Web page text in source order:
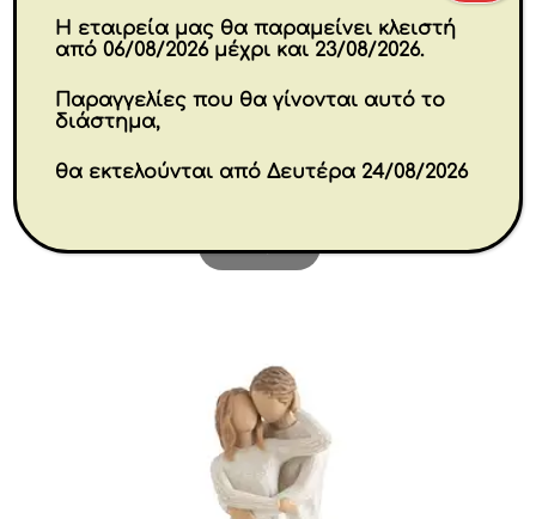
Donald Britto 18 cm
€69.80
Η εταιρεία μας θα παραμείνει κλειστή
από 06/08/2026 μέχρι και 23/08/2026.
Παραγγελίες που θα γίνονται αυτό το
διάστημα,
θα εκτελούνται από Δευτέρα 24/08/2026